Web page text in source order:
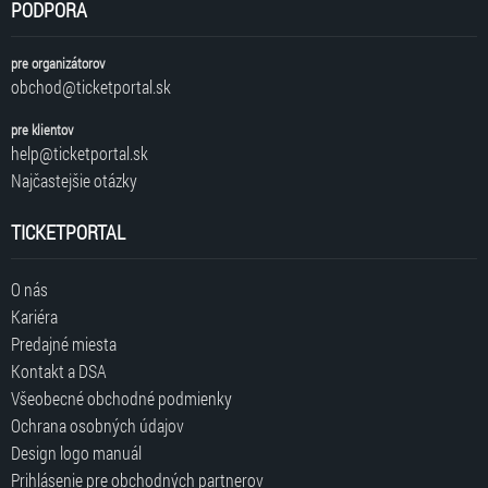
PODPORA
pre organizátorov
obchod@ticketportal.sk
pre klientov
help@ticketportal.sk
Najčastejšie otázky
TICKETPORTAL
O nás
Kariéra
Predajné miesta
Kontakt a DSA
Všeobecné obchodné podmienky
Ochrana osobných údajov
Design logo manuál
Prihlásenie pre obchodných partnerov